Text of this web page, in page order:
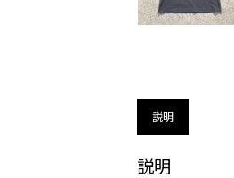
説明
説明